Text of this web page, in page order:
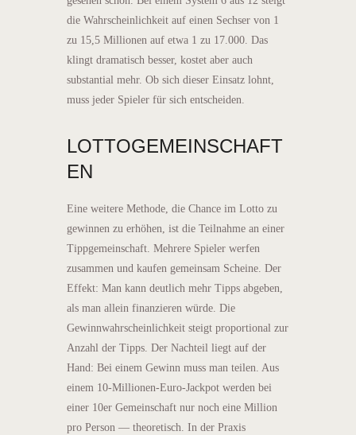
die Wahrscheinlichkeit auf einen Sechser von 1
zu 15,5 Millionen auf etwa 1 zu 17.000. Das
klingt dramatisch besser, kostet aber auch
substantial mehr. Ob sich dieser Einsatz lohnt,
muss jeder Spieler für sich entscheiden.
LOTTOGEMEINSCHAFT
EN
Eine weitere Methode, die Chance im Lotto zu
gewinnen zu erhöhen, ist die Teilnahme an einer
Tippgemeinschaft. Mehrere Spieler werfen
zusammen und kaufen gemeinsam Scheine. Der
Effekt: Man kann deutlich mehr Tipps abgeben,
als man allein finanzieren würde. Die
Gewinnwahrscheinlichkeit steigt proportional zur
Anzahl der Tipps. Der Nachteil liegt auf der
Hand: Bei einem Gewinn muss man teilen. Aus
einem 10-Millionen-Euro-Jackpot werden bei
einer 10er Gemeinschaft nur noch eine Million
pro Person — theoretisch. In der Praxis